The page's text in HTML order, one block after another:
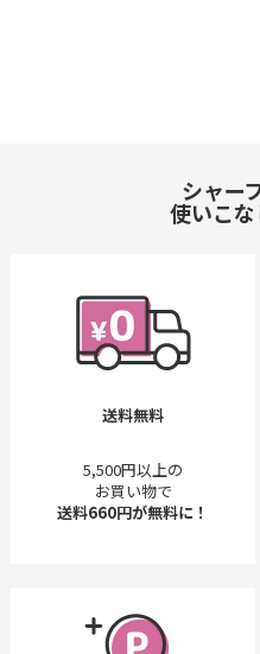
シャー
使いこ
送料無料
5,500円以上の
お買い物で
送料660円が無料に！